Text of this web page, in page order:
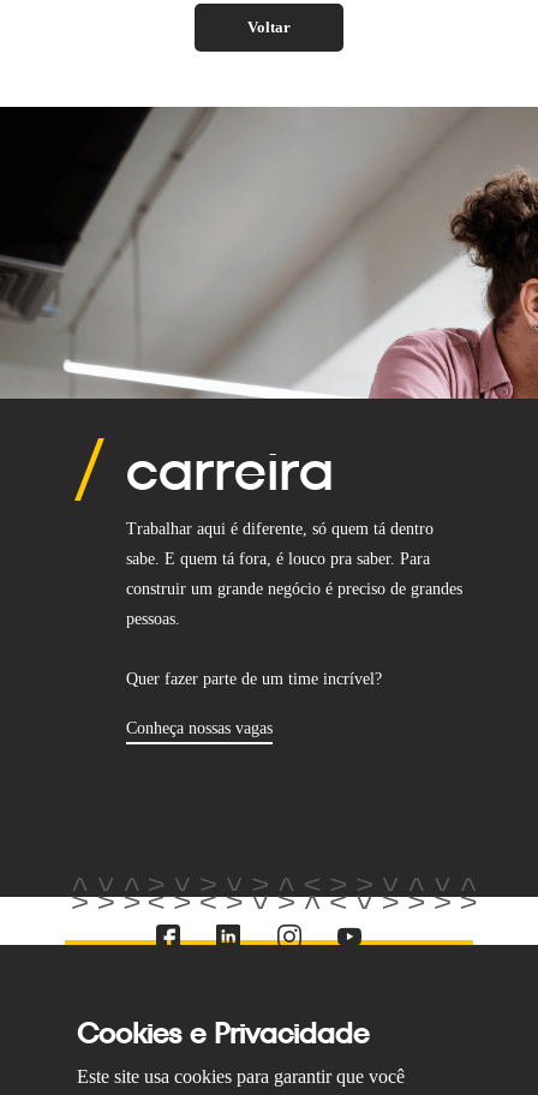
Voltar
carreira
Trabalhar aqui é diferente, só quem tá dentro
sabe. E quem tá fora, é louco pra saber. Para
construir um grande negócio é preciso de grandes
pessoas.
Quer fazer parte de um time incrível?
Conheça nossas vagas
Contato Política de Privacidade
© 2023 levva. Todos os direitos reservados.
Cookies e Privacidade
Este site usa cookies para garantir que você